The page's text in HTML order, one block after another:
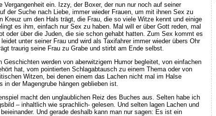
Vergangenheit ein. Izzy, der Boxer, der nun nur noch auf seiner
der Suche nach Liebe, immer wieder Frauen, um mit ihnen Sex zu
Kreuz um den Hals trägt, die Frau, die so viele Witze kennt und einige
es ihm, einfach nur Sex zu haben. Mal will er über Gott reden, mal
oder über die Juden, die sie schon gehabt hatten. Zum Sex kommt es
unter seiner Frau und wird als Taxifahrer immer wieder übers Ohr
traurig seine Frau zu Grabe und stirbt am Ende selbst.
Geschichten werden von aberwitzigem Humor begleitet, von einfachen
hat, vom pointierten Schlagabtausch zu einem Thema oder von
Witzen, bei denen einem das Lachen nicht mal im Halse
der Magengrube hängen geblieben ist.
macht den unglaublichen Reiz des Buches aus. Selten habe ich
– inhaltlich wie sprachlich- gelesen. Und selten lagen Lachen und
Und gerade deshalb kann man nur sagen: Es ist ein